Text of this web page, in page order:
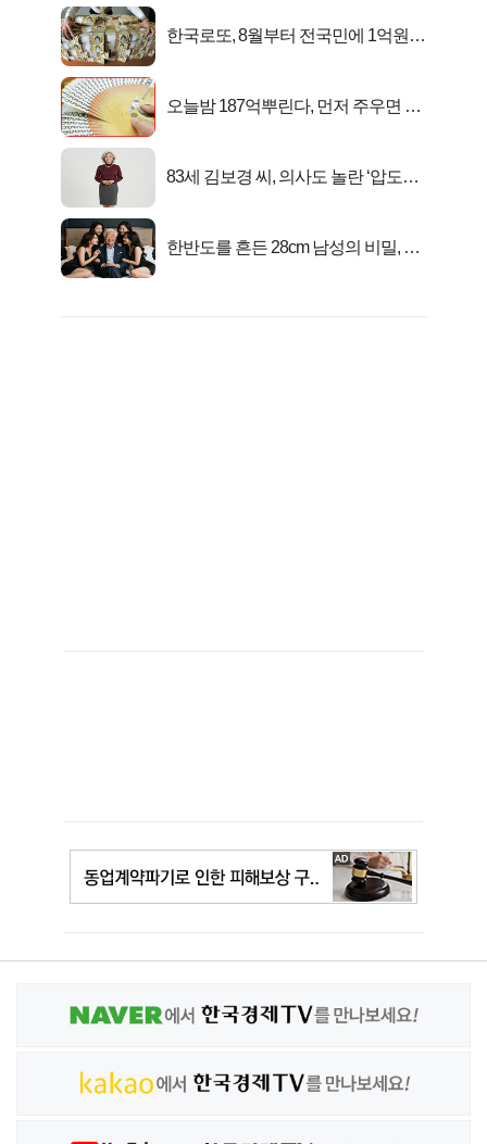
한국로또, 8월부터 전국민에 1억원씩
오늘밤 187억뿌린다, 먼저 주우면 최
83세 김보경 씨, 의사도 놀란 ‘압도적
한반도를 흔든 28cm 남성의 비밀, 매